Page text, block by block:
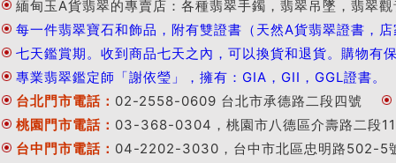
緬甸玉A貨翡翠的專賣店：各種翡翠手鐲，翡翠吊墜，翡翠
每一件翡翠寶石和飾品，附有雙證書（天然A貨翡翠證書
七天鑑賞期。收到商品七天之內，可以換貨和退貨。購物有
專業翡翠鑑定師「謝依瑩」，擁有：GIA，GII，GGL證書。
台北門市電話： 02-2558-0609 台北市承德路二段四號
桃園門市電話： 03-368-0304，桃園市八德區介壽路二段
台中門市電話： 04-2202-3030，台中市北區忠明路502-5